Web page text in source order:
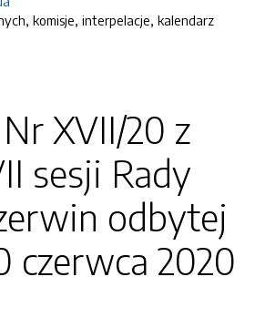
komisje, interpelacje, kalendarz
XVII/20 z
sesji Rady
odbytej
czerwca 2020